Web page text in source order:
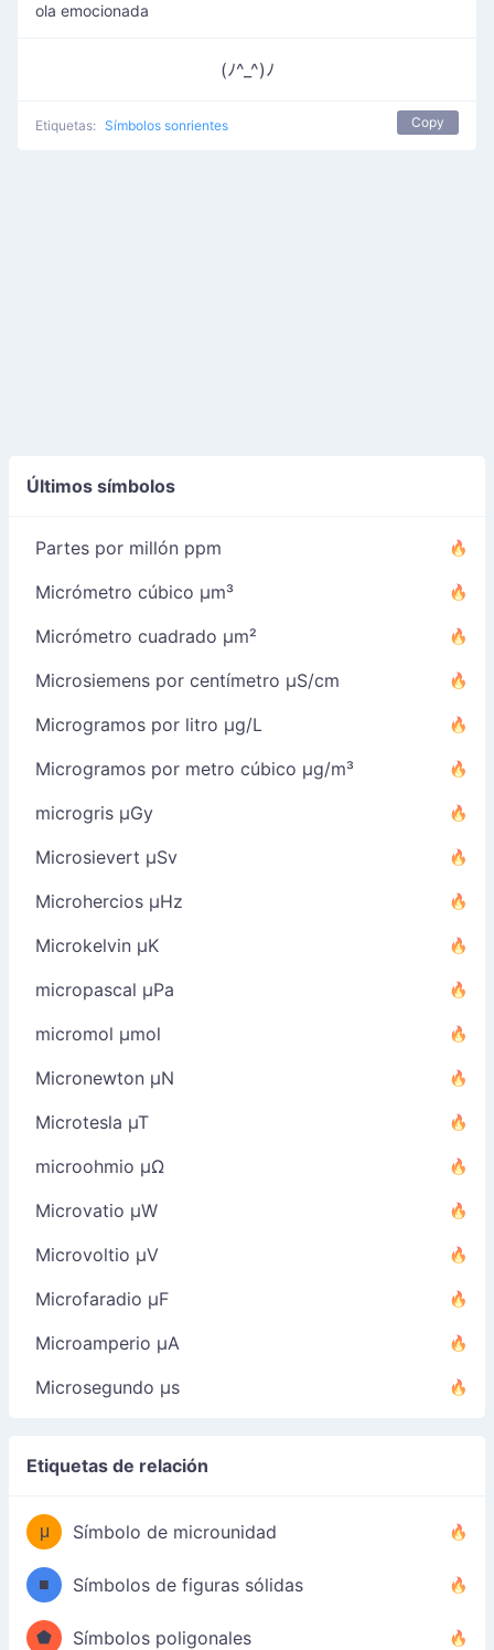
ola emocionada
(ﾉ^_^)ﾉ
Etiquetas: Símbolos sonrientes Copy
Últimos símbolos
Partes por millón ppm
Micrómetro cúbico µm³
Micrómetro cuadrado µm²
Microsiemens por centímetro µS/cm
Microgramos por litro µg/L
Microgramos por metro cúbico µg/m³
microgris µGy
Microsievert µSv
Microhercios µHz
Microkelvin µK
micropascal µPa
micromol µmol
Micronewton µN
Microtesla µT
microohmio µΩ
Microvatio µW
Microvoltio µV
Microfaradio µF
Microamperio µA
Microsegundo µs
Etiquetas de relación
μ Símbolo de microunidad
■ Símbolos de figuras sólidas
⬟ Símbolos poligonales